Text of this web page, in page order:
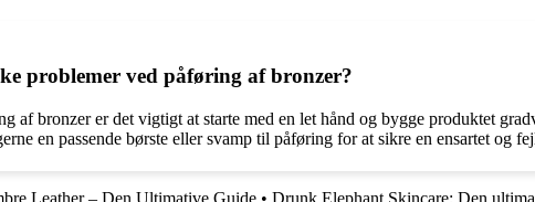
problemer ved påføring af bronzer?
af bronzer er det vigtigt at starte med en let hånd og bygge produktet
en passende børste eller svamp til påføring for at sikre en ensartet og
Leather – Den Ultimative Guide • Drunk Elephant Skincare: Den